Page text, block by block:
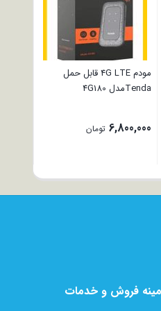
مودم 4G LTE قابل حمل
Tendaمدل 4G180
6,800,000 تومان
فروش و خدمات